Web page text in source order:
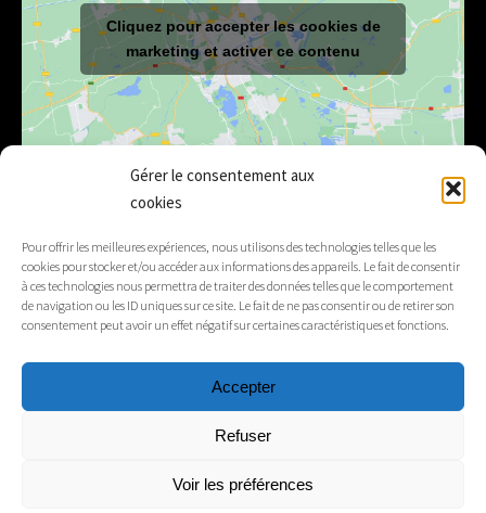
Gérer le consentement aux
cookies
Pour offrir les meilleures expériences, nous utilisons des technologies telles que les
cookies pour stocker et/ou accéder aux informations des appareils. Le fait de consentir
à ces technologies nous permettra de traiter des données telles que le comportement
de navigation ou les ID uniques sur ce site. Le fait de ne pas consentir ou de retirer son
consentement peut avoir un effet négatif sur certaines caractéristiques et fonctions.
Accepter
Refuser
Voir les préférences
Cliquez pour accepter les cookies de
marketing et activer ce contenu
Tél. 04 50 20 91 15
Mentions légales